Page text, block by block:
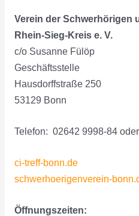
Verein der Schwerhörigen
Rhein-Sieg-Kreis e. V.
c/o Susanne Fülöp
Geschäftsstelle
Hausdorffstraße 250
53129 Bonn
Telefon: 02642 9998-84
ci-treff-bonn.de
schwerhoerigenverein-
Öffnungszeiten: